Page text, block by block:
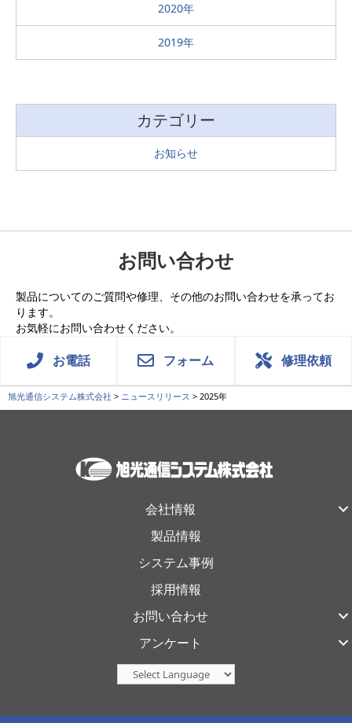
2020
2019
カテゴリー
お知らせ
お問い合わせ
製品についてのご質問や修理、その他のお問い合わせを承ってお
ります。
お気軽にお問い合わせください。
お電話 フォーム 修理依頼
旭光通信システム株式会社 > ニュースリリース > 2025年
会社情報
製品情報
システム事例
採用情報
お問い合わせ
アンケート